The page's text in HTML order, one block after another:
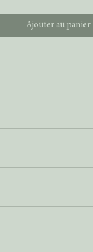
Ajouter au panier